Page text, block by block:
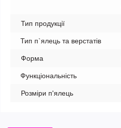
Тип продукції
Тип п`ялець та верстатів
Форма
Функціональність
Розміри п'ялець